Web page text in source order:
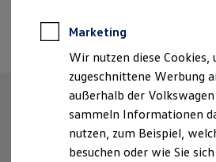
Anpfiff zum Gewinn
Elektroautos
ID. Tutorials
Elektrofahrzeugkonzepte
Reichweite
Reichweite der ID.
Reichweite im Winter
Marketing
Wir nutzen diese
zugeschnittene Werbung
außerhalb der
sammeln Informationen
nutzen, zum Beispiel,
besuchen oder wie Sie